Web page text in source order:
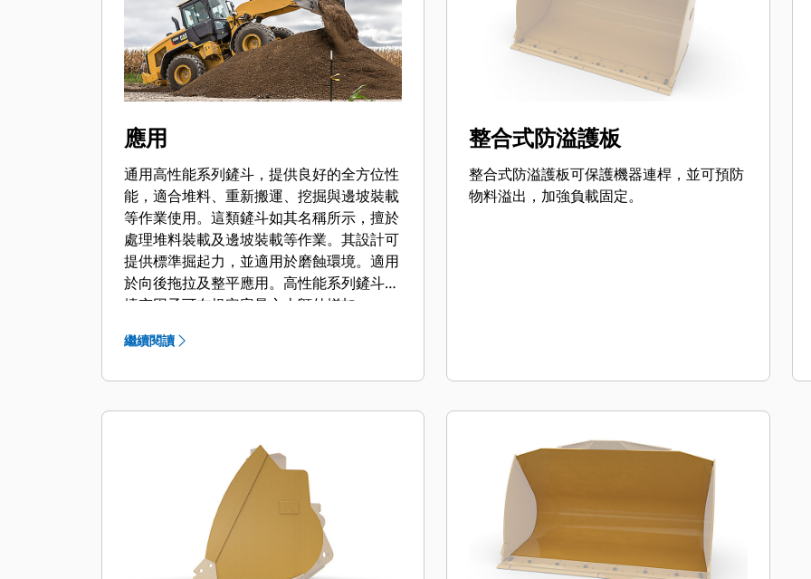
應用
通用高性能系列鏟斗，提供良好的全方位性
能，適合堆料、重新搬運、挖掘與邊坡裝載
等作業使用。這類鏟斗如其名稱所示，擅於
處理堆料裝載及邊坡裝載等作業。其設計可
提供標準掘起力，並適用於磨蝕環境。適用
於向後拖拉及整平應用。高性能系列鏟斗的
填充因子可在規定容量之上額外增加
繼續閱讀
整合式防溢護板
整合式防溢護板可保護機器連桿，並可預防
物料溢出，加強負載固定。